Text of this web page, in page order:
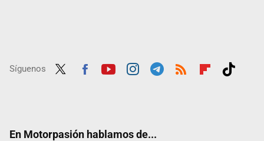
Síguenos
En Motorpasión hablamos de...